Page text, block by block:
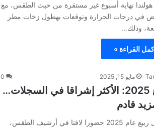
نهاية أسبوع غير مستقرة من حيث الطقس، مع
في درجات الحرارة وتوقعات بهطول زخات مطر
وذلك…
القراءة »
مايو 15, 2025 0
ربيع 2025: الأكثر إشراقا في السجلات…
قادم
يُسجل ربيع عام 2025 حضورا لافتا في أرشيف الطقس،